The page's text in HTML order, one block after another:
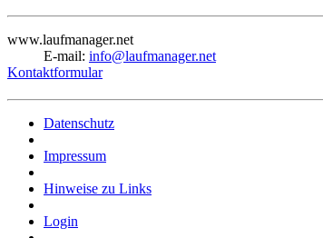
www.laufmanager.net
E-mail: info@laufmanager.net
Kontaktformular
Datenschutz
Impressum
Hinweise zu Links
Login